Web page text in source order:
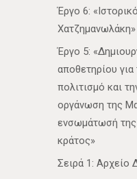
Έργο 6:
Χατζημανωλάκη»
Έργο 5:
αποθετηρίου
πολιτισμό και
οργάνωση της
ενσωμάτωσή της
κράτος»
Σειρά 1: Αρχείο